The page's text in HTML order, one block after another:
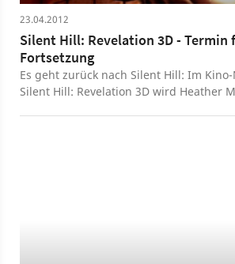
23.04.2012
Silent Hill: Revelation 3D - Termin
Fortsetzung
Es geht zurück nach Silent Hill: Im
Silent Hill: Revelation 3D wird Heather